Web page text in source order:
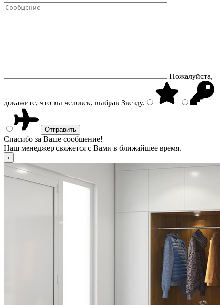
Пожалуйста,
докажите, что вы человек, выбрав Звезду.
Спасибо за Ваше сообщение!
Наш менеджер свяжется с Вами в ближайшее время.